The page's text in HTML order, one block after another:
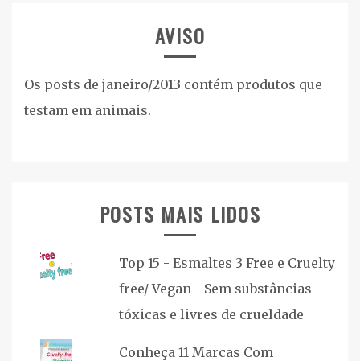
AVISO
Os posts de janeiro/2013 contém produtos que
testam em animais.
POSTS MAIS LIDOS
Top 15 - Esmaltes 3 Free e Cruelty
free/ Vegan - Sem substâncias
tóxicas e livres de crueldade
Conheça 11 Marcas Com